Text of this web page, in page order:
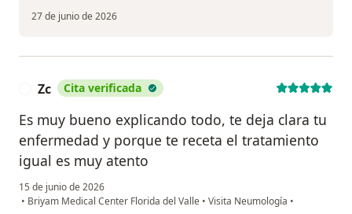
27 de junio de 2026
Zc Cita verificada
Es muy bueno explicando todo, te deja clara tu
enfermedad y porque te receta el tratamiento
igual es muy atento
15 de junio de 2026
• Briyam Medical Center Florida del Valle • Visita Neumología •